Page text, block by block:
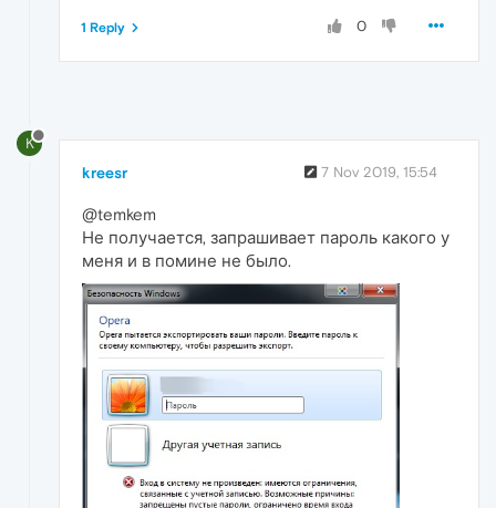
0
1 Reply
K
kreesr 7 Nov 2019, 15:54
@temkem
Не получается, запрашивает пароль какого у
меня и в помине не было.